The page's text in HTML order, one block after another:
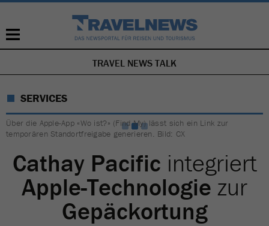
NAVIGATION
ÜBERSPRINGEN
TRAVEL NEWS TALK
SERVICES
Über die Apple-App «Wo ist?» (Find My) lässt sich ein Link zur
temporären Standortfreigabe generieren. Bild: CX
Cathay Pacific integriert
Apple-Technologie zur
Gepäckortung